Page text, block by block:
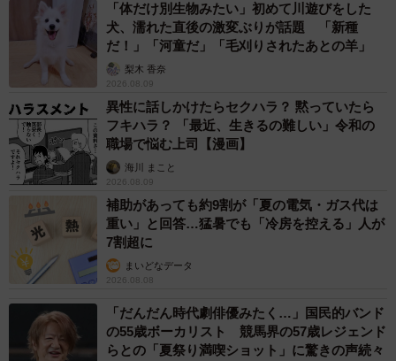
てくれて…。おばあさんはマオリの文化に詳しくて、植物
の使い方や言葉を教えてくれました。突然踊ったりジョー
クを飛ばしたり、まるでムードメーカーのような方でし
た」（Harukaさん）
昼間はお互いの作業に集中し、夜は暖炉を囲んで夕食。70
年代のシティポップを聴きながら踊るなど、「すごくあた
たかい雰囲気で居心地は最高に良かった」と、突如始まっ
たホームステイ生活について語ります。
「体だけ別生物みたい」初めて川遊びをした
犬、濡れた直後の激変ぶりが話題 「新種
だ！」「河童だ」「毛刈りされたあとの羊」
梨木 香奈
2026.08.09
異性に話しかけたらセクハラ？ 黙っていたら
フキハラ？ 「最近、生きるの難しい」令和の
職場で悩む上司【漫画】
海川 まこと
2026.08.09
補助があっても約9割が「夏の電気・ガス代は
重い」と回答…猛暑でも「冷房を控える」人が
7割超に
まいどなデータ
2026.08.08
「だんだん時代劇俳優みたく…」国民的バンド
の55歳ボーカリスト 競馬界の57歳レジェンド
らとの「夏祭り満喫ショット」に驚きの声続々